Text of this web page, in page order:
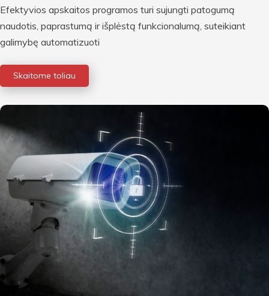
Efektyvios apskaitos programos turi sujungti patogumą
naudotis, paprastumą ir išplėstą funkcionalumą, suteikiant
galimybę automatizuoti
Skaitome toliau